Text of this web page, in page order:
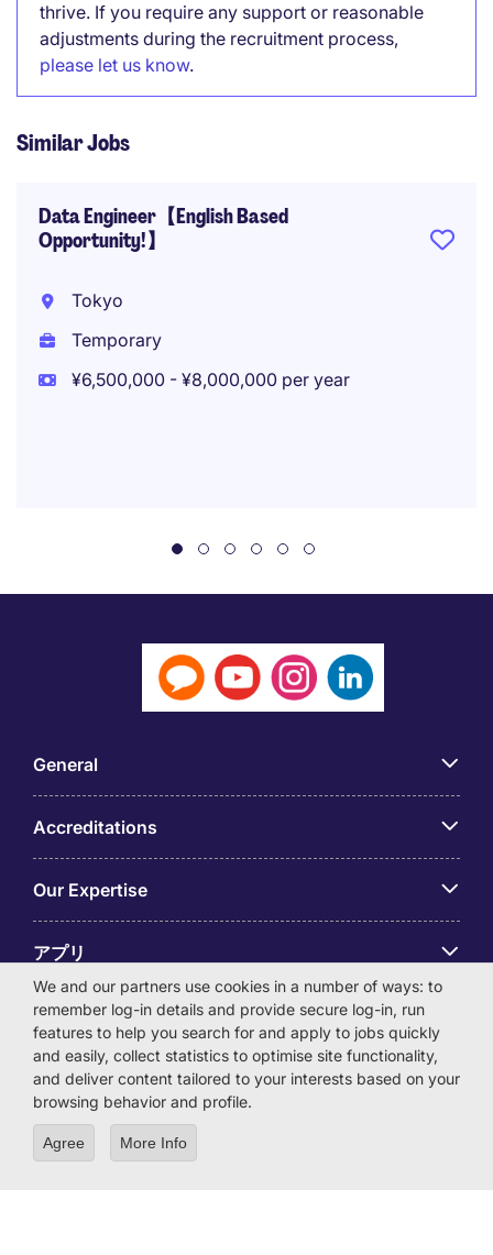
thrive. If you require any support or reasonable
adjustments during the recruitment process,
please let us know.
Similar Jobs
Data Engineer【English Based
Opportunity!】
Tokyo
Temporary
¥6,500,000 - ¥8,000,000 per year
General
Accreditations
Our Expertise
アプリ
Employer Centre
© Michael Page International (Japan) K.K. Corporation
Number 0104-01-043253 Registered Office 6F Hulic
We and our partners use cookies in a number of ways: to
remember log-in details and provide secure log-in, run
features to help you search for and apply to jobs quickly
and easily, collect statistics to optimise site functionality,
and deliver content tailored to your interests based on your
browsing behavior and profile.
Agree More Info